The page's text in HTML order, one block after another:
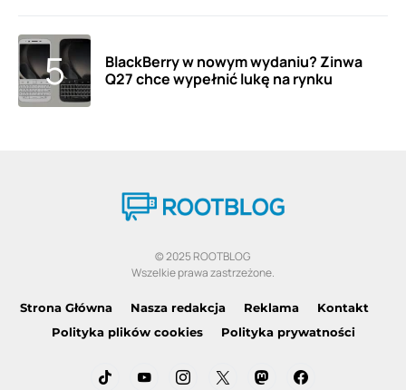
BlackBerry w nowym wydaniu? Zinwa
Q27 chce wypełnić lukę na rynku
© 2025 ROOTBLOG
Wszelkie prawa zastrzeżone.
Strona Główna Nasza redakcja Reklama
Kontakt
Polityka plików cookies
Polityka prywatności